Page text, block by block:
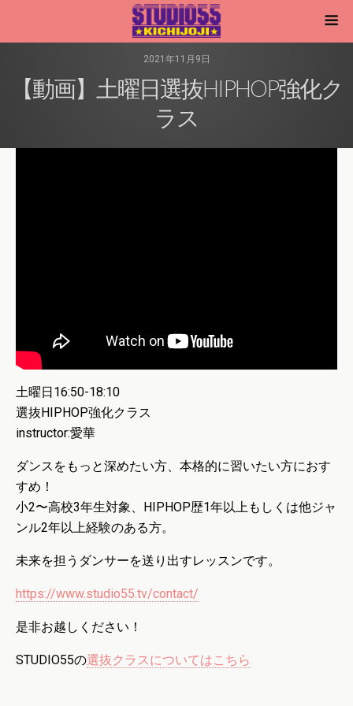
2021年11月9日
【動画】土曜日選抜HIPHOP強化ク
ラス
土曜日16:50-18:10
選抜HIPHOP強化クラス
instructor:愛華
ダンスをもっと深めたい方、本格的に習いたい方におす
すめ！
小2〜高校3年生対象、HIPHOP歴1年以上もしくは他ジャ
ンル2年以上経験のある方。
未来を担うダンサーを送り出すレッスンです。
https://www.studio55.tv/contact/
是非お越しください！
STUDIO55の選抜クラスについてはこちら